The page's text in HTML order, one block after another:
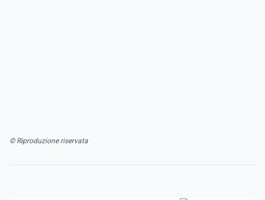
© Riproduzione riservata